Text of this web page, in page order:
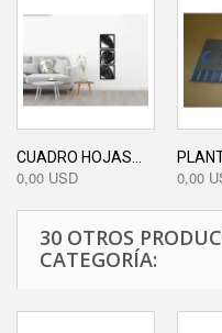
CUADRO HOJAS...
0,00 USD 0,00
30 OTROS
CATEGORÍA: